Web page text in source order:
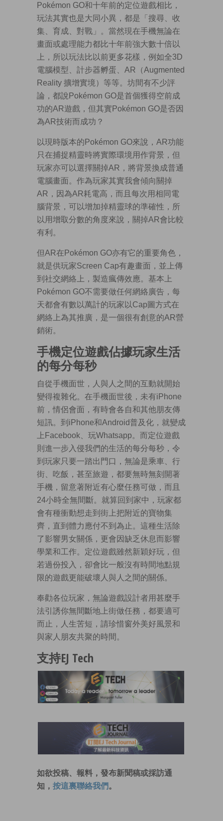
Pokémon GO和十年前的定位遊戲相比，
玩法其實也是大同小異，都是「搜尋、收
集、育成、對戰」。當然現在手機無論在
畫面或處理能力都比十年前強大數十倍以
上，所以玩法比以前更多花樣，例如全3D
電腦模型、計步器孵蛋、AR（Augmented
Reality 擴增實境）等等。坊間有不少評
論，都說Pokémon GO是首個獲得空前成
功的AR遊戲，但其實Pokémon GO是否因
為AR技術而成功？
以現時版本的Pokémon GO來說，AR功能
只在捕捉精靈時將實際環境用作背景，但
玩家亦可以選擇關掉AR，將背景換成普通
電腦畫面。作為玩家其實我會傾向關掉
AR，因為AR耗電高，而且每次用相同電
腦背景，可以增加掉精靈球的準確性，所
以用增取分數的角度來說，關掉AR會比較
有利。
但AR在Pokémon GO亦有它的重要角色，
就是供玩家Screen Cap有趣畫面，並上傳
到社交網絡上，製造瘋傳效應。基本上
Pokémon GO不需要做任何網絡廣告，每
天都會有數以萬計的玩家以Cap圖方式在
網絡上為其推廣，是一個很有創意的AR營
銷術。
手機定位遊戲佔據玩家生活
的每分每秒
自從手機面世，人與人之間的互動就開始
變得複雜化。在手機面世後，未有iPhone
前，情侶會面，有時會各自和其他朋友傳
短訊。到iPhone和Android普及化，就變成
上Facebook、玩Whatsapp。而定位遊戲
則進一步入侵我們的生活的每分每秒，令
到玩家只要一踏出門口，無論是乘車、行
街、吃飯，甚至旅遊，都要無時無刻開著
手機，留意著附近有心麼任務可做，而且
24小時全無間斷。就算回到家中，玩家都
會有種衝動想走到街上把附近的寶物集
齊，直到體力應付不到為止。這種生活除
了影響男女關係，更會因缺乏休息而影響
學業和工作。定位遊戲雖然新穎好玩，但
若過份投入，卻會比一般沒有時間地點規
限的遊戲更能破壞人與人之間的關係。
奉勸各位玩家，無論遊戲設計者用甚麼手
法引誘你無間斷地上街做任務，都要適可
而止，人生苦短，請珍惜窗外美好風景和
與家人朋友共聚的時間。
支持EJ Tech
如欲投稿、報料，發布新聞稿或採訪通
知， 按這裏聯絡我們 。